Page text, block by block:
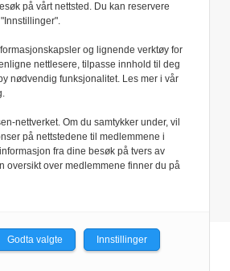
Oslo
på vårt nettsted. Du kan reservere
og lignende verktøy for
nettlesere, tilpasse innhold til deg
nødvendig funksjonalitet. Les mer i vår
nettverket. Om du samtykker under, vil
på nettstedene til medlemmene i
fra dine besøk på tvers av
oversikt over medlemmene finner du på
Godta valgte Innstillinger